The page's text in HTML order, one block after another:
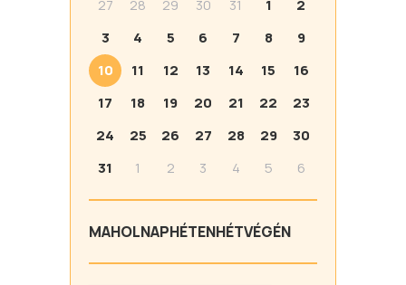
27
28 29 30 31 1
2
3
4 5 6 7 8
9
10
11 12 13 14 15
16
17
18 19 20 21 22
23
24
25 26 27 28 29
30
31
1 2 3 4 5 6
MAHOLNAPHÉTENHÉTVÉGÉN